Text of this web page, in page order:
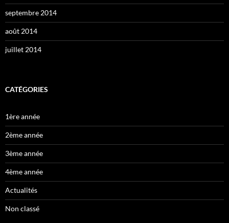
septembre 2014
août 2014
juillet 2014
CATÉGORIES
1ère année
2ème année
3ème année
4ème année
Actualités
Non classé